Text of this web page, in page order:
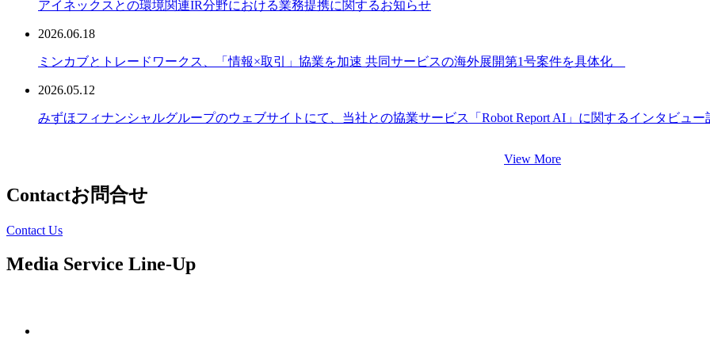
アイネックスとの環境関連IR分野における業務提携に関するお知らせ
2026.06.18
ミンカブとトレードワークス、「情報×取引」協業を加速 共同サービスの海外展開第1号案件を具体化
2026.05.12
みずほフィナンシャルグループのウェブサイトにて、当社との協業サービス「Robot Report AI」に関するインタビュ
View More
Contactお問合せ
Contact Us
Media Service Line-Up